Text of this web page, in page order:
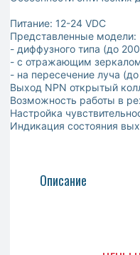
Питание: 12-24 VDC
Представленные модели:
- диффузного типа (до
- с отражающим
- на пересечение луча
Выход NPN открытый
Возможность работы в
Настройка
Индикация состояния
Описание